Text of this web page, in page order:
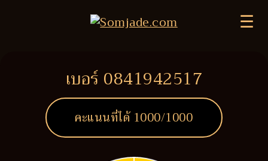
☰
เบอร์ 0841942517
คะแนนที่ได้ 1000/1000